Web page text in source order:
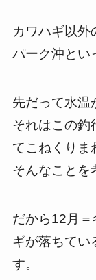
カワハギ以外
パーク沖とい
先だって水温
それはこの釣
てこねくりま
そんなことを
だから12月
ギが落ちてい
す。